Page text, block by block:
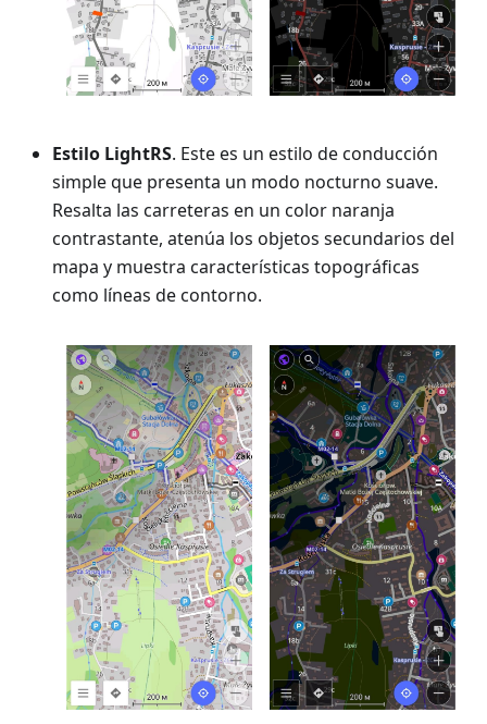
Estilo LightRS. Este es un estilo de conducción
simple que presenta un modo nocturno suave.
Resalta las carreteras en un color naranja
contrastante, atenúa los objetos secundarios del
mapa y muestra características topográficas
como líneas de contorno.